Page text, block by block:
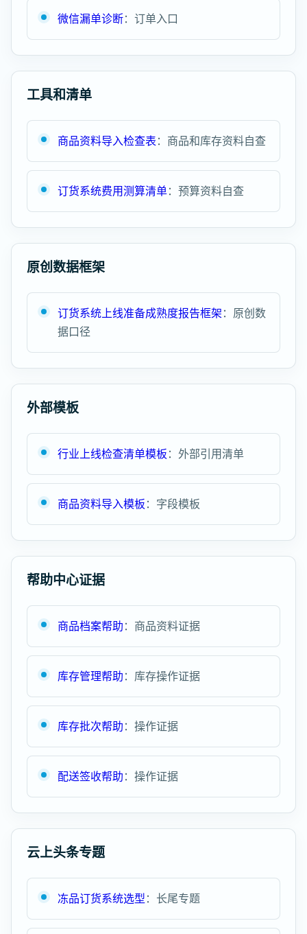
微信漏单诊断：订单入口
工具和清单
商品资料导入检查表：商品和库存资料自查
订货系统费用测算清单：预算资料自查
原创数据框架
订货系统上线准备成熟度报告框架：原创数
据口径
外部模板
行业上线检查清单模板：外部引用清单
商品资料导入模板：字段模板
帮助中心证据
商品档案帮助：商品资料证据
库存管理帮助：库存操作证据
库存批次帮助：操作证据
配送签收帮助：操作证据
云上头条专题
冻品订货系统选型：长尾专题